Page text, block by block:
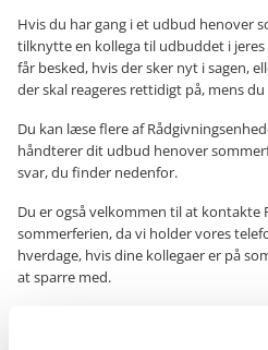
Hvis du har gang i et udbud henover
tilknytte en kollega til udbuddet i
får besked, hvis der sker nyt i sagen,
der skal reageres rettidigt på, mens du
Du kan læse flere af
håndterer dit udbud henover
svar, du finder nedenfor.
Du er også velkommen til at kontakte
sommerferien, da vi holder vores
hverdage, hvis dine kollegaer er på
at sparre med.